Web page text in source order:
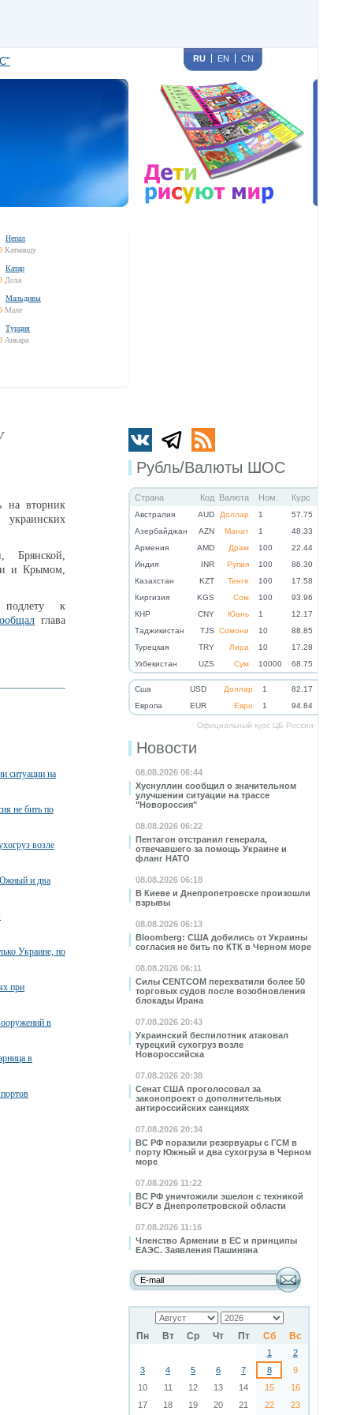
RU EN CN
Непал
Катманду
Катар
Доха
Мальдивы
Мале
Турция
Анкара
Рубль/Валюты ШОС
Страна Код Валюта Ном. Курс
Австралия AUD Доллар 1
57.75
Азербайджан
AZN Манат 1
48.33
Армения
AMD Драм 100
22.44
Индия
INR Рупия 100
86.30
Казахстан
KZT Тенге 100
17.58
Киргизия
KGS Сом 100
93.96
КНР
CNY Юань 1
12.17
Таджикистан
TJS Сомони 10
88.85
Турецкая
TRY Лира 10
17.28
Узбекистан
UZS Сум 10000 68.75
Cша USD Доллар 1
82.17
Eвропа
EUR Евро 1 94.84
Официальный курс ЦБ России
Новости
08.08.2026 06:44
Хуснуллин сообщил о значительном
улучшении ситуации на трассе
"Новороссия"
08.08.2026 06:22
Пентагон отстранил генерала,
отвечавшего за помощь Украине и
фланг НАТО
08.08.2026 06:18
В Киеве и Днепропетровске произошли
взрывы
08.08.2026 06:13
Bloomberg: США добились от Украины
согласия не бить по КТК в Черном море
08.08.2026 06:11
Силы CENTCOM перехватили более 50
торговых судов после возобновления
блокады Ирана
07.08.2026 20:43
Украинский беспилотник атаковал
турецкий сухогруз возле
Новороссийска
07.08.2026 20:38
Сенат США проголосовал за
законопроект о дополнительных
антироссийских санкциях
07.08.2026 20:34
ВС РФ поразили резервуары с ГСМ в
порту Южный и два сухогруза в Черном
море
07.08.2026 11:22
ВС РФ уничтожили эшелон с техникой
ВСУ в Днепропетровской области
07.08.2026 11:16
Членство Армении в ЕС и принципы
ЕАЭС. Заявления Пашиняна
Пн Вт Ср Чт Пт Сб Вс
1
2
3
4 5 6 7 8
9
10
11 12 13 14 15
16
17
18 19 20 21 22
23
на вторник
Брянской,
и Крымом,
к
глава
ситуации на
не бить по
возле
и два
Украине, но
при
в
в